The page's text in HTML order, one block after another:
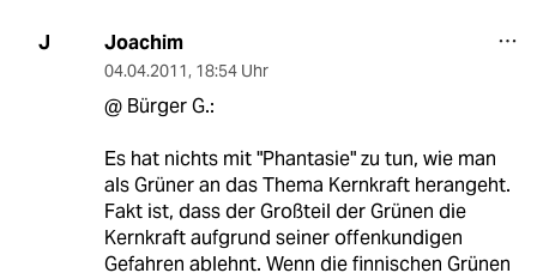
J Joachim
04.04.2011, 18:54 Uhr
@ Bürger G.:
Es hat nichts mit "Phantasie" zu tun, wie man
als Grüner an das Thema Kernkraft herangeht.
Fakt ist, dass der Großteil der Grünen die
Kernkraft aufgrund seiner offenkundigen
Gefahren ablehnt. Wenn die finnischen Grünen